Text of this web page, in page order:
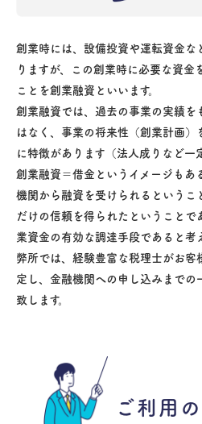
創業時には、設備投資や運転資金な
りますが、この創業時に必要な資金
ことを創業融資といいます。
創業融資では、過去の事業の実績を
はなく、事業の将来性（創業計画）
に特徴があります（法人成りなど一
創業融資＝借金というイメージもあ
機関から融資を受けられるというこ
だけの信頼を得られたということで
業資金の有効な調達手段であると考
弊所では、経験豊富な税理士がお客
定し、金融機関への申し込みまでの
致します。
ご利用